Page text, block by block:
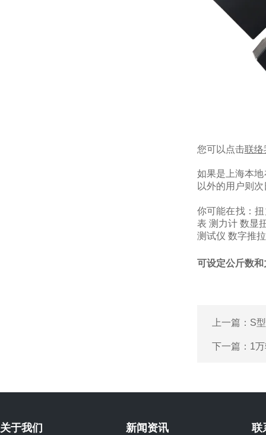
您可以点击联络
如果是上海本
以外的用户则
你可能在找：
表 测力计 数显
测试仪 数字推
可设定公斤数
上一篇： S
下一篇： 1
关于我们 新闻资讯 联